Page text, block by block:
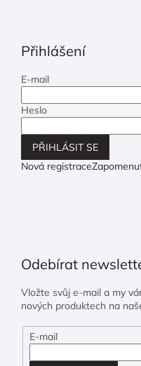
Přihlášení
E-mail
Heslo
PŘIHLÁSIT SE
Nová registrace
Odebírat
Vložte svůj e-mail a my
nových produktech na
E-mail